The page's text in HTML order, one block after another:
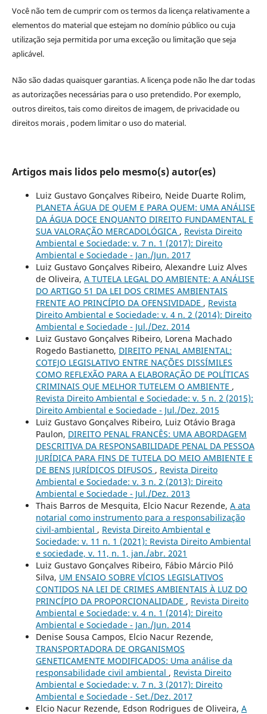
Você não tem de cumprir com os termos da licença relativamente a
elementos do material que estejam no domínio público ou cuja
utilização seja permitida por uma exceção ou limitação que seja
aplicável.
Não são dadas quaisquer garantias. A licença pode não lhe dar todas
as autorizações necessárias para o uso pretendido. Por exemplo,
outros direitos, tais como direitos de imagem, de privacidade ou
direitos morais , podem limitar o uso do material.
Artigos mais lidos pelo mesmo(s) autor(es)
Luiz Gustavo Gonçalves Ribeiro, Neide Duarte Rolim,
PLANETA ÁGUA DE QUEM E PARA QUEM: UMA ANÁLISE
DA ÁGUA DOCE ENQUANTO DIREITO FUNDAMENTAL E
SUA VALORAÇÃO MERCADOLÓGICA , Revista Direito
Ambiental e Sociedade: v. 7 n. 1 (2017): Direito
Ambiental e Sociedade - Jan./Jun. 2017
Luiz Gustavo Gonçalves Ribeiro, Alexandre Luiz Alves
de Oliveira, A TUTELA LEGAL DO AMBIENTE: A ANÁLISE
DO ARTIGO 51 DA LEI DOS CRIMES AMBIENTAIS
FRENTE AO PRINCÍPIO DA OFENSIVIDADE , Revista
Direito Ambiental e Sociedade: v. 4 n. 2 (2014): Direito
Ambiental e Sociedade - Jul./Dez. 2014
Luiz Gustavo Gonçalves Ribeiro, Lorena Machado
Rogedo Bastianetto, DIREITO PENAL AMBIENTAL:
COTEJO LEGISLATIVO ENTRE NAÇÕES DISSÍMILES
COMO REFLEXÃO PARA A ELABORAÇÃO DE POLÍTICAS
CRIMINAIS QUE MELHOR TUTELEM O AMBIENTE ,
Revista Direito Ambiental e Sociedade: v. 5 n. 2 (2015):
Direito Ambiental e Sociedade - Jul./Dez. 2015
Luiz Gustavo Gonçalves Ribeiro, Luiz Otávio Braga
Paulon, DIREITO PENAL FRANCÊS: UMA ABORDAGEM
DESCRITIVA DA RESPONSABILIDADE PENAL DA PESSOA
JURÍDICA PARA FINS DE TUTELA DO MEIO AMBIENTE E
DE BENS JURÍDICOS DIFUSOS , Revista Direito
Ambiental e Sociedade: v. 3 n. 2 (2013): Direito
Ambiental e Sociedade - Jul./Dez. 2013
Thais Barros de Mesquita, Elcio Nacur Rezende, A ata
notarial como instrumento para a responsabilização
civil-ambiental , Revista Direito Ambiental e
Sociedade: v. 11 n. 1 (2021): Revista Direito Ambiental
e sociedade, v. 11, n. 1, jan./abr. 2021
Luiz Gustavo Gonçalves Ribeiro, Fábio Márcio Piló
Silva, UM ENSAIO SOBRE VÍCIOS LEGISLATIVOS
CONTIDOS NA LEI DE CRIMES AMBIENTAIS À LUZ DO
PRINCÍPIO DA PROPORCIONALIDADE , Revista Direito
Ambiental e Sociedade: v. 4 n. 1 (2014): Direito
Ambiental e Sociedade - Jan./Jun. 2014
Denise Sousa Campos, Elcio Nacur Rezende,
TRANSPORTADORA DE ORGANISMOS
GENETICAMENTE MODIFICADOS: Uma análise da
responsabilidade civil ambiental , Revista Direito
Ambiental e Sociedade: v. 7 n. 3 (2017): Direito
Ambiental e Sociedade - Set./Dez. 2017
Elcio Nacur Rezende, Edson Rodrigues de Oliveira, A